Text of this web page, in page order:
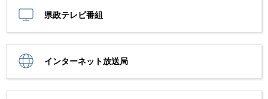
県政テレビ番組
インターネット放送局